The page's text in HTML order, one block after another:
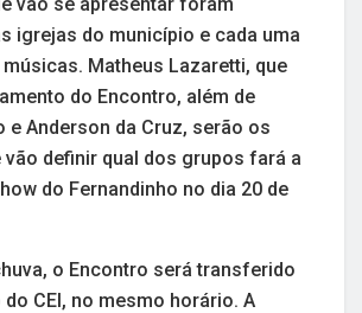
igrejas do município e cada uma
Matheus Lazaretti, que
do Encontro, além de
e Anderson da Cruz, serão os
vão definir qual dos grupos fará a
do Fernandinho no dia 20 de
o Encontro será transferido
CEI, no mesmo horário. A